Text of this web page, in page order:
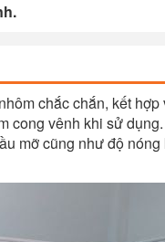
chắc chắn, kết
cong vênh khi sử
mỡ cũng như độ